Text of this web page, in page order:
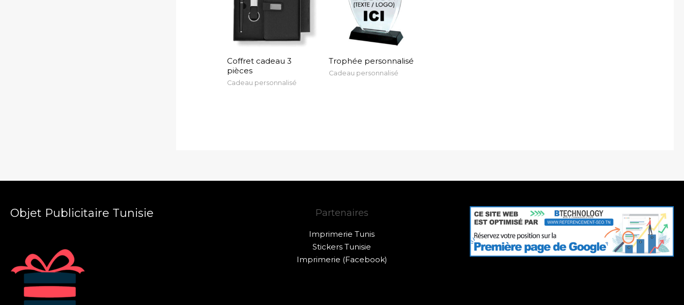
Coffret cadeau 3
pièces
Cadeau personnalisé
Trophée personnalisé
Cadeau personnalisé
Objet Publicitaire Tunisie Partenaires
Imprimerie Tunis
Stickers Tunisie
Imprimerie (Facebook)